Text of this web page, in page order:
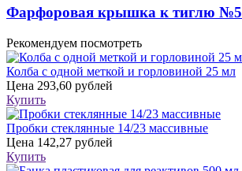
Фарфоровая крышка к тиглю №5
Рекомендуем посмотреть
Колба с одной меткой и горловиной 25 мл
Цена 293,60 рублей
Купить
Пробки стеклянные 14/23 массивные
Цена 142,27 рублей
Купить